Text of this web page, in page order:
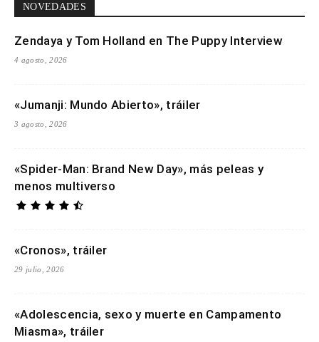
NOVEDADES
Zendaya y Tom Holland en The Puppy Interview
4 agosto, 2026
«Jumanji: Mundo Abierto», tráiler
3 agosto, 2026
«Spider-Man: Brand New Day», más peleas y
menos multiverso
«Cronos», tráiler
29 julio, 2026
«Adolescencia, sexo y muerte en Campamento
Miasma», tráiler